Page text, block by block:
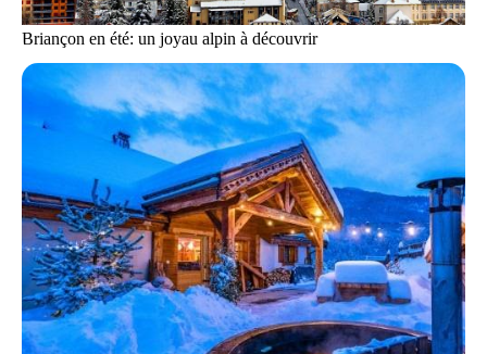
Briançon en été: un joyau alpin à découvrir